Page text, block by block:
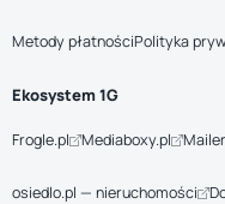
Metody płatnościPolityka
Ekosystem 1G
Frogle.pl Mediaboxy.pl
osiedlo.pl — nieruchomości